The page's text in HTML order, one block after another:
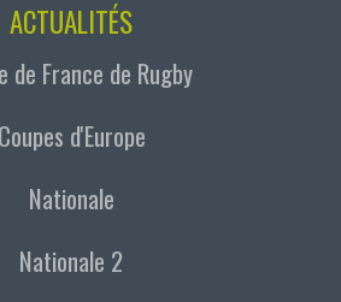
ACTUALITÉS
de France de Rugby
Coupes d'Europe
Nationale
Nationale 2